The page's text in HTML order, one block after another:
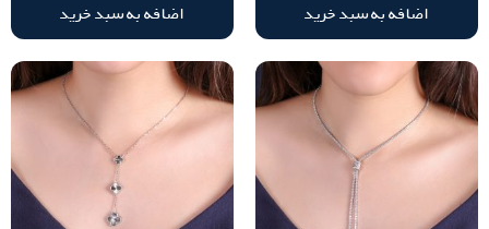
اضافه به سبد خرید
اضافه به سبد خرید